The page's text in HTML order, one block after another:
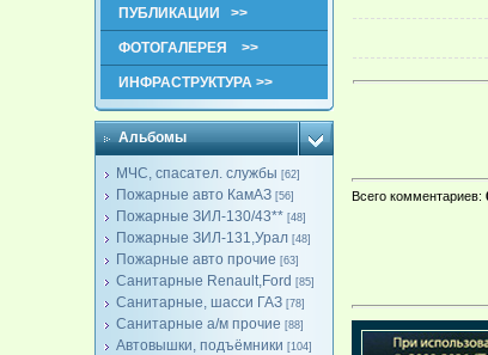
ПУБЛИКАЦИИ >>
ФОТОГАЛЕРЕЯ >>
ИНФРАСТРУКТУРА >>
Альбомы
МЧС, спасател. службы [62]
Пожарные авто КамАЗ [56]
Пожарные ЗИЛ-130/43** [48]
Пожарные ЗИЛ-131,Урал [48]
Пожарные авто прочие [63]
Санитарные Renault,Ford [85]
Санитарные, шасси ГАЗ [78]
Санитарные а/м прочие [88]
Автовышки, подъёмники [104]
Всего комментариев: